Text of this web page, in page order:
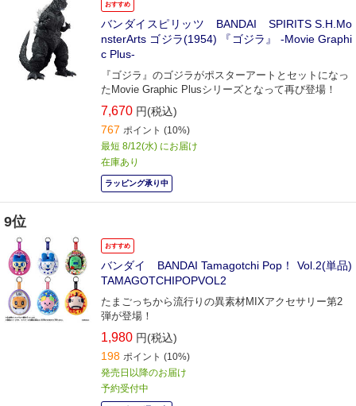
おすすめ
バンダイスピリッツ BANDAI SPIRITS S.H.Mo
nsterArts ゴジラ(1954) 『ゴジラ』 -Movie Graphi
c Plus-
『ゴジラ』のゴジラがポスターアートとセットになっ
たMovie Graphic Plusシリーズとなって再び登場！
7,670 円(税込)
767 ポイント (10%)
最短 8/12(水) にお届け
在庫あり
ラッピング承り中
9位
おすすめ
バンダイ BANDAI Tamagotchi Pop！ Vol.2(単品)
TAMAGOTCHIPOPVOL2
たまごっちから流行りの異素材MIXアクセサリー第2
弾が登場！
1,980 円(税込)
198 ポイント (10%)
発売日以降のお届け
予約受付中